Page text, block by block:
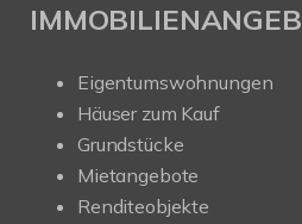
Eigentumswohnungen
Häuser zum Kauf
Grundstücke
Mietangebote
Renditeobjekte